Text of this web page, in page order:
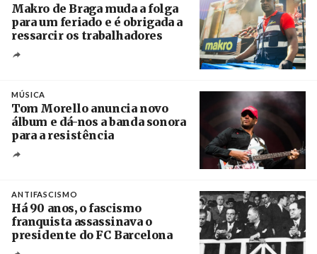
Makro de Braga muda a folga
para um feriado e é obrigada a
ressarcir os trabalhadores
MÚSICA
Tom Morello anuncia novo
álbum e dá-nos a banda sonora
para a resistência
ANTIFASCISMO
Há 90 anos, o fascismo
franquista assassinava o
presidente do FC Barcelona